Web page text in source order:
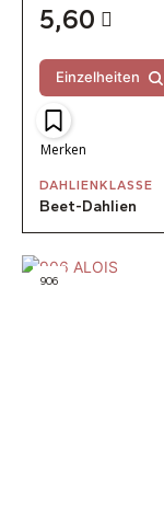
5,60
Einzelheiten
Merken
DAHLIENKLASSE
Beet-Dahlien
906